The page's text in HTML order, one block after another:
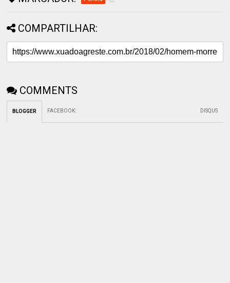
COMPARTILHAR:
COMMENTS
BLOGGER FACEBOOK: DISQUS